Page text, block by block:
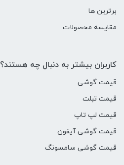
برترین ها
مقایسه محصولات
کاربران بیشتر به دنبال چه هستند؟
قیمت گوشی
قیمت تبلت
قیمت لپ تاپ
قیمت گوشی آیفون
قیمت گوشی سامسونگ